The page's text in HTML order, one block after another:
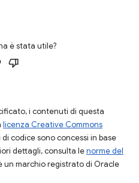
è stata utile?
i contenuti di questa
licenza Creative Commons
codice sono concessi in base
dettagli, consulta lenorme del
un marchio registrato di Oracle